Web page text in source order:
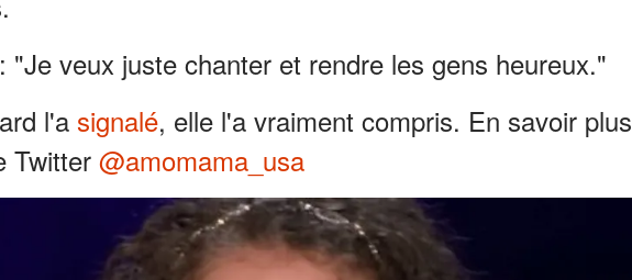
"Je veux juste chanter et rendre les gens heureux."
l'a signalé, elle l'a vraiment compris. En savoir plus
Twitter @amomama_usa